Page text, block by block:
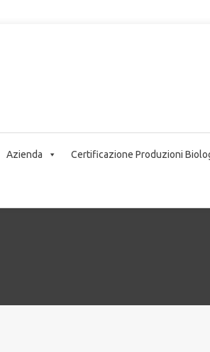
Azienda Certificazione Produzioni